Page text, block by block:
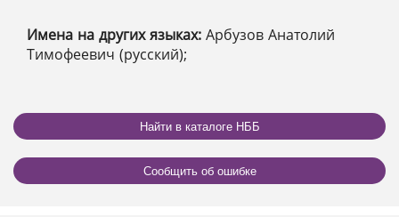
Имена на других языках: Арбузов Анатолий
Тимофеевич (русский);
Найти в каталоге НББ
Сообщить об ошибке